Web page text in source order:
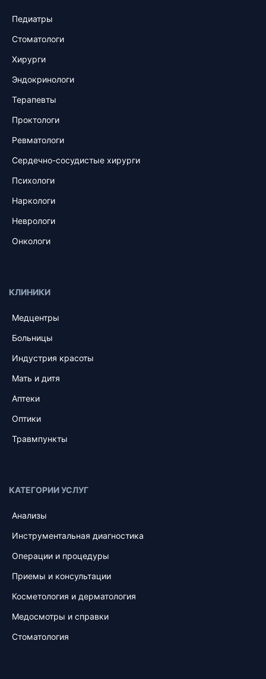
Педиатры
Стоматологи
Хирурги
Эндокринологи
Терапевты
Проктологи
Ревматологи
Сердечно-сосудистые хирурги
Психологи
Наркологи
Неврологи
Онкологи
КЛИНИКИ
Медцентры
Больницы
Индустрия красоты
Мать и дитя
Аптеки
Оптики
Травмпункты
КАТЕГОРИИ УСЛУГ
Анализы
Инструментальная диагностика
Операции и процедуры
Приемы и консультации
Косметология и дерматология
Медосмотры и справки
Стоматология